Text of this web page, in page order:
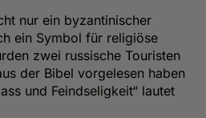
nur ein byzantinischer
ein Symbol für religiöse
zwei russische Touristen
der Bibel vorgelesen haben
und Feindseligkeit“ lautet